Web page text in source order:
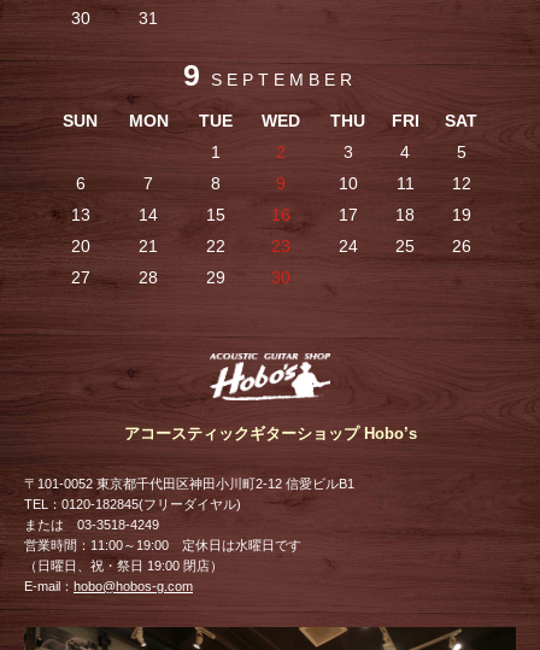
30
31
9 SEPTEMBER
SUN MON TUE WED THU FRI
SAT
1
2 3 4
5
6
7 8 9 10 11
12
13
14 15 16 17 18
19
20
21 22 23 24 25
26
27
28 29 30
アコースティックギターショップ Hobo’s
〒101-0052 東京都千代田区神田小川町2-12 信愛ビルB1
TEL：0120-182845(フリーダイヤル)
または 03-3518-4249
営業時間：11:00～19:00 定休日は水曜日です
（日曜日、祝・祭日 19:00 閉店）
E-mail： hobo@hobos-g.com